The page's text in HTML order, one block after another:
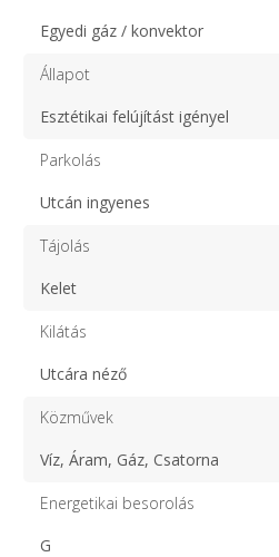
Egyedi gáz / konvektor
Állapot
Esztétikai felújítást igényel
Parkolás
Utcán ingyenes
Tájolás
Kelet
Kilátás
Utcára néző
Közművek
Víz, Áram, Gáz, Csatorna
Energetikai besorolás
G